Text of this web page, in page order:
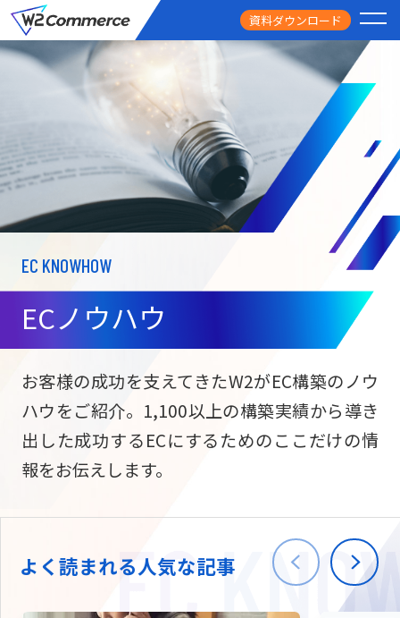
資料ダウンロード
サービス
ECサイト構築
サブスク/定期通販
ECサイト構築
海外進出・現地
W2
PRICE
料金
FEATURE
導入事例
USEFUL
お役立ち情報
NEWS
ニュース
会社情報
TW
EC KNOWHOW
ECノウハウ
お客様の成功を支えてきたW2がEC構築のノウ
ハウをご紹介。1,100以上の構築実績から導き
出した成功するECにするためのここだけの情
報をお伝えします。
よく読まれる人気な記事